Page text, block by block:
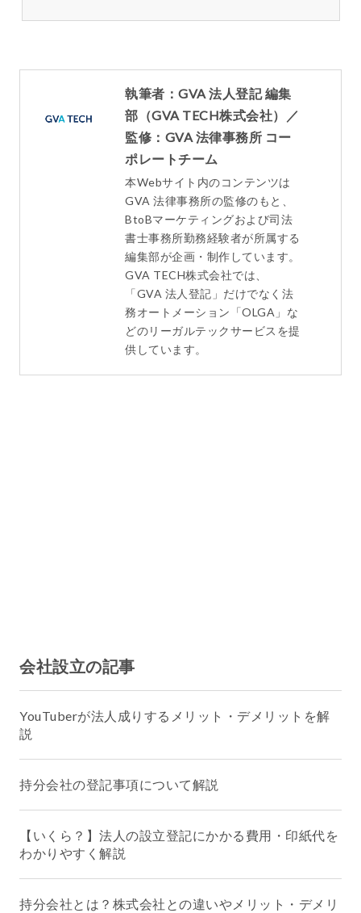
執筆者：GVA 法人登記 編集
部（GVA TECH株式会社）／
監修：GVA 法律事務所 コー
ポレートチーム
本Webサイト内のコンテンツは
GVA 法律事務所の監修のもと、
BtoBマーケティングおよび司法
書士事務所勤務経験者が所属する
編集部が企画・制作しています。
GVA TECH株式会社では、
「GVA 法人登記」だけでなく法
務オートメーション「OLGA」な
どのリーガルテックサービスを提
供しています。
会社設立の記事
YouTuberが法人成りするメリット・デメリットを解
説
持分会社の登記事項について解説
【いくら？】法人の設立登記にかかる費用・印紙代を
わかりやすく解説
持分会社とは？株式会社との違いやメリット・デメリ